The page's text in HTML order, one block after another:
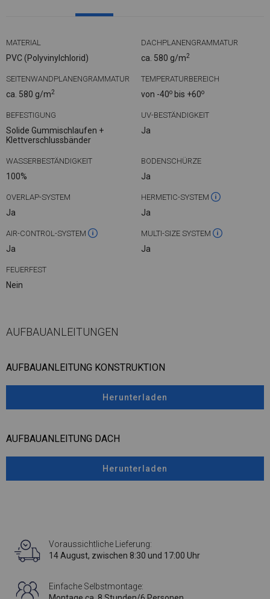
MATERIAL
PVC (Polyvinylchlorid)
DACHPLANENGRAMMATUR
ca. 580 g/m2
SEITENWANDPLANENGRAMMATUR
ca. 580 g/m2
TEMPERATURBEREICH
von -40o bis +60o
BEFESTIGUNG
Solide Gummischlaufen +
Klettverschlussbänder
UV-BESTÄNDIGKEIT
Ja
WASSERBESTÄNDIGKEIT
100%
BODENSCHÜRZE
Ja
OVERLAP-SYSTEM
Ja
HERMETIC-SYSTEM
Ja
AIR-CONTROL-SYSTEM
Ja
MULTI-SIZE SYSTEM
Ja
FEUERFEST
Nein
AUFBAUANLEITUNGEN
AUFBAUANLEITUNG KONSTRUKTION
Herunterladen
AUFBAUANLEITUNG DACH
Herunterladen
Voraussichtliche Lieferung:
14 August, zwischen 8:30 und 17:00 Uhr
Einfache Selbstmontage: